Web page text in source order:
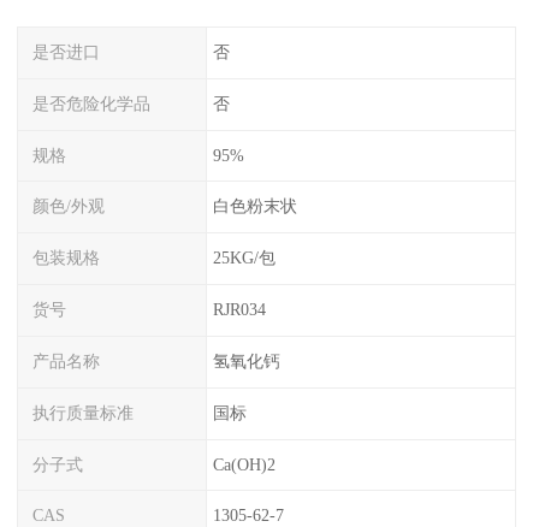
是否进口 否
是否危险化学品 否
规格 95%
颜色/外观 白色粉末状
包装规格 25KG/包
货号 RJR034
产品名称 氢氧化钙
执行质量标准 国标
分子式 Ca(OH)2
CAS 1305-62-7